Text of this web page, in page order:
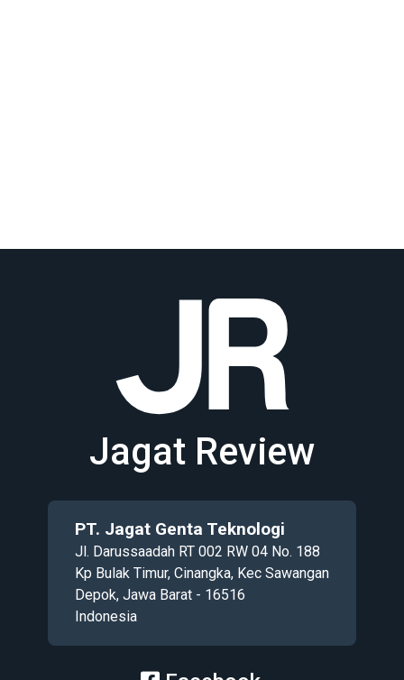
Jagat Review
PT. Jagat Genta Teknologi
Jl. Darussaadah RT 002 RW 04 No. 188
Kp Bulak Timur, Cinangka, Kec Sawangan
Depok, Jawa Barat - 16516
Indonesia